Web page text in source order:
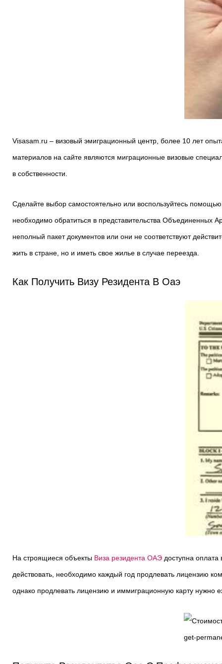
Visasam.ru – визовый эмиграционный центр, более 10 лет
материалов на сайте являются миграционные визовые
в собственности.
Сделайте выбор самостоятельно или воспользуйтесь
необходимо обратиться в представительства Объединенных
неполный пакет документов или они не соответствуют
жить в стране, но и иметь свое жилье в случае переезда.
Как Получить Визу Резидента В Оаэ
На строящиеся объекты Виза резидента ОАЭдоступна оплата
действовать, необходимо каждый год продлевать лицензию
однако продлевать лицензию и иммиграционную карту